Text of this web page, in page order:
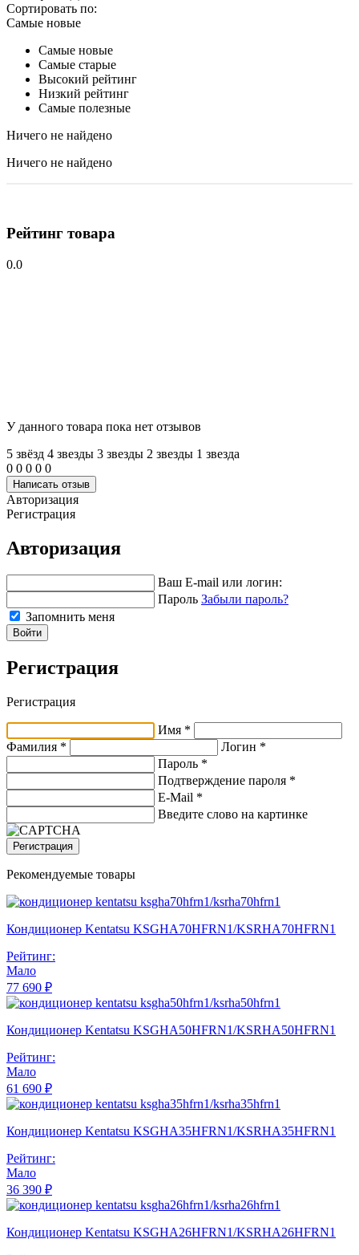
Сортировать по:
Самые новые
Самые новые
Самые старые
Высокий рейтинг
Низкий рейтинг
Самые полезные
Ничего не найдено
Ничего не найдено
Рейтинг товара
0.0
У данного товара пока нет отзывов
5 звёзд 4 звeзды 3 звeзды 2 звeзды 1 звeзда
0 0 0 0 0
Написать отзыв
Авторизация
Регистрация
Авторизация
Ваш E-mail или логин:
Пароль Забыли пароль?
Запомнить меня
Войти
Регистрация
Регистрация
Имя *
Фамилия *
Логин *
Пароль *
Подтверждение пароля *
E-Mail *
Введите слово на картинке
Регистрация
Рекомендуемые товары
Кондиционер Kentatsu KSGHA70HFRN1/KSRHA70HFRN1
Рейтинг:
Мало
77 690 ₽
Кондиционер Kentatsu KSGHA50HFRN1/KSRHA50HFRN1
Рейтинг:
Мало
61 690 ₽
Кондиционер Kentatsu KSGHA35HFRN1/KSRHA35HFRN1
Рейтинг:
Мало
36 390 ₽
Кондиционер Kentatsu KSGHA26HFRN1/KSRHA26HFRN1